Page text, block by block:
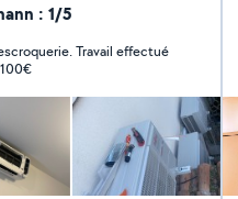
: 1/5
Travail effectué